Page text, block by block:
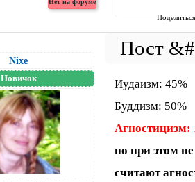
Nixe
Новичок
Иудаизм: 45%
Буддизм: 50%
Агностицизм:
но при этом
считают